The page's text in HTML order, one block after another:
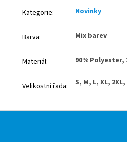
Kategorie: Novinky
Barva: Mix barev
Materiál: 90% Polyester,
Velikostní řada: S, M, L, XL, 2XL,